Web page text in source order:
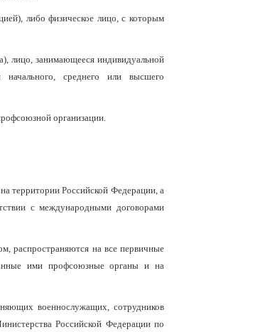
либо физическое лицо, с которым
лицо, занимающееся индивидуальной
начального, среднего или высшего
организации.
территории Российской Федерации, а
с международными договорами
распространяются на все первичные
ими профсоюзные органы и на
военнослужащих, сотрудников
Российской Федерации по